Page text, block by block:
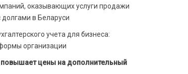
оказывающих услуги продажи
в Беларуси
учета для бизнеса:
организации
повышает цены на дополнительный